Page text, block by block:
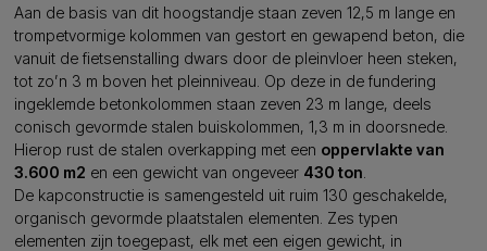
Aan de basis van dit hoogstandje staan zeven 12,5 m lange en
trompetvormige kolommen van gestort en gewapend beton, die
vanuit de fietsenstalling dwars door de pleinvloer heen steken,
tot zo’n 3 m boven het pleinniveau. Op deze in de fundering
ingeklemde betonkolommen staan zeven 23 m lange, deels
conisch gevormde stalen buiskolommen, 1,3 m in doorsnede.
Hierop rust de stalen overkapping met een oppervlakte van
3.600 m2 en een gewicht van ongeveer 430 ton
De kapconstructie is samengesteld uit ruim 130 geschakelde,
organisch gevormde plaatstalen elementen. Zes typen
elementen zijn toegepast, elk met een eigen gewicht, in